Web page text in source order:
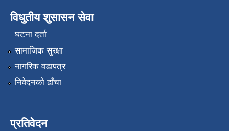
विधुतीय शुसासन सेवा
घटना दर्ता
सामाजिक सुरक्षा
नागरिक वडापत्र
निवेदनको ढाँचा
प्रतिवेदन